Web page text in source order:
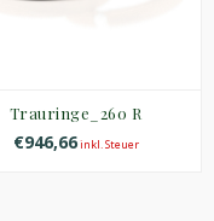
Trauringe_260 R
€946,66inkl. Steuer